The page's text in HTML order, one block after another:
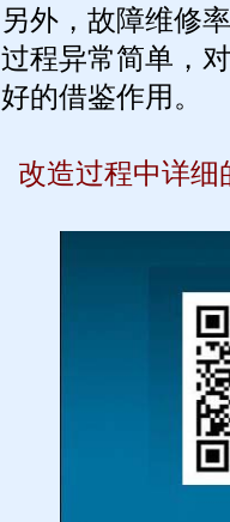
另外，故障维修
过程异常简单，
好的借鉴作用。
改造过程中详细